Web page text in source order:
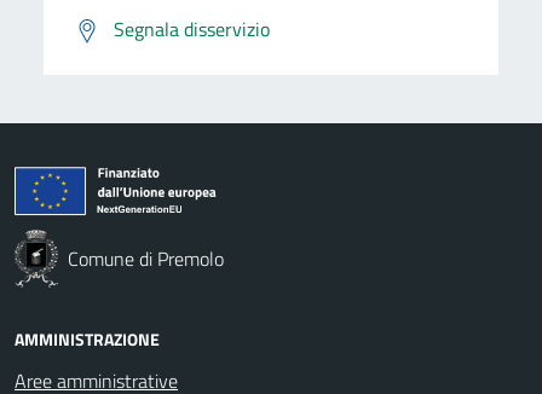
Segnala disservizio
Comune di Premolo
AMMINISTRAZIONE
Aree amministrative